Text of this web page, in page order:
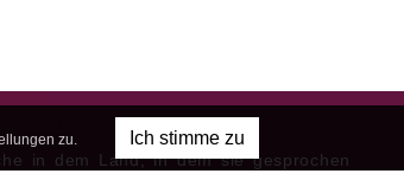
in dem Land, in dem sie gesprochen
zu. Ich stimme zu